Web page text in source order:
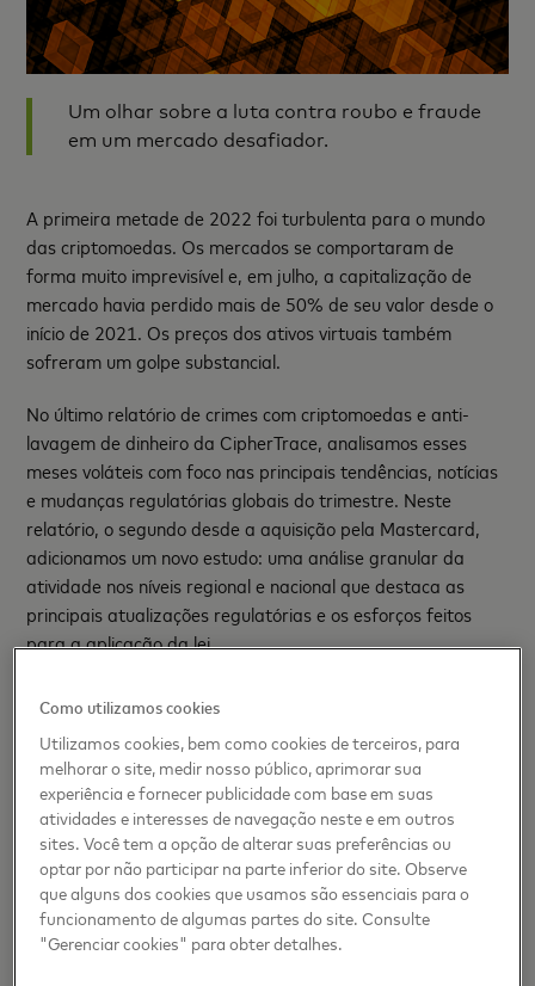
Um olhar sobre a luta contra roubo e fraude
em um mercado desafiador.
A primeira metade de 2022 foi turbulenta para o mundo
das criptomoedas. Os mercados se comportaram de
forma muito imprevisível e, em julho, a capitalização de
mercado havia perdido mais de 50% de seu valor desde o
início de 2021. Os preços dos ativos virtuais também
sofreram um golpe substancial.
No último relatório de crimes com criptomoedas e anti-
lavagem de dinheiro da CipherTrace, analisamos esses
meses voláteis com foco nas principais tendências, notícias
e mudanças regulatórias globais do trimestre. Neste
relatório, o segundo desde a aquisição pela Mastercard,
adicionamos um novo estudo: uma análise granular da
atividade nos níveis regional e nacional que destaca as
principais atualizações regulatórias e os esforços feitos
para a aplicação da lei.
agências reguladoras e legisladoras de todo o mundo
intensificaram os esforços de monitoramento das trocas de
ativos virtuais. À medida que os regulamentos se tornaram
mais rigorosos e o cumprimento das regras melhorou, a
porcentagem global de VASP com práticas fracas deKnow
your your Client(KYC) caiu de 56%, em 2020, para 35%
no momento desta publicação.
Como utilizamos cookies
Utilizamos cookies, bem como cookies de terceiros, para
melhorar o site, medir nosso público, aprimorar sua
experiência e fornecer publicidade com base em suas
atividades e interesses de navegação neste e em outros
sites. Você tem a opção de alterar suas preferências ou
optar por não participar na parte inferior do site. Observe
que alguns dos cookies que usamos são essenciais para o
funcionamento de algumas partes do site. Consulte
"Gerenciar cookies" para obter detalhes.